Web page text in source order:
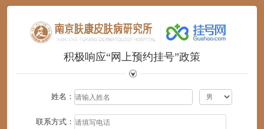
积极响应“网上预约挂号”政策
姓名：
联系方式：